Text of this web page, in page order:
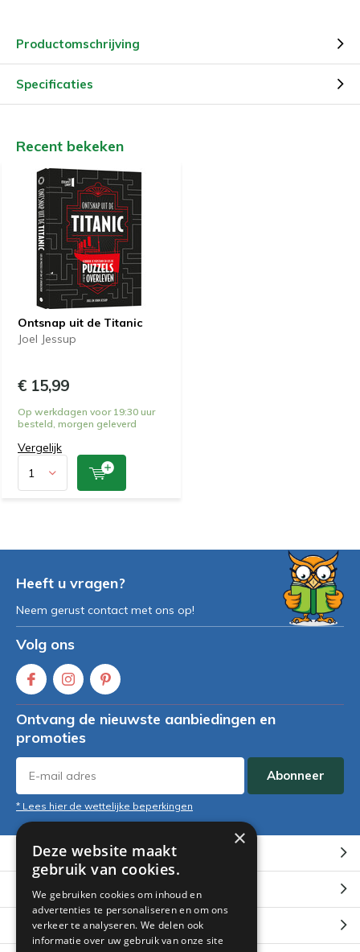
Productomschrijving
Specificaties
Recent bekeken
Ontsnap uit de Titanic
Joel Jessup
€ 15,99
Op werkdagen voor 19:30 uur
besteld, morgen geleverd
Vergelijk
Heeft u vragen?
Neem gerust contact met ons op!
Volg ons
Ontvang de nieuwste aanbiedingen en
promoties
Abonneer
* Lees hier de wettelijke beperkingen
Klantenservice
Mijn account
Categorieën
×
Deze website maakt
gebruik van cookies.
We gebruiken cookies om inhoud en
advertenties te personaliseren en om ons
verkeer te analyseren. We delen ook
informatie over uw gebruik van onze site